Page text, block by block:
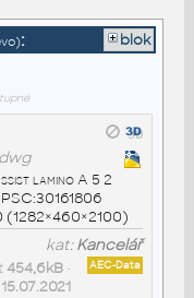
: blok
lamino A 5 2
(1282×460×2100)
kat:Kancelář
AEC-Data
454,6kB•
15.07.2021